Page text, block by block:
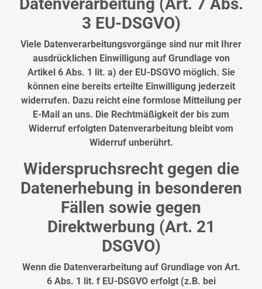
Datenverarbeitung (Art. 7 Abs.
3 EU-DSGVO)
Viele Datenverarbeitungsvorgänge sind nur mit Ihrer
ausdrücklichen Einwilligung auf Grundlage von
Artikel 6 Abs. 1 lit. a) der EU-DSGVO möglich. Sie
können eine bereits erteilte Einwilligung jederzeit
widerrufen. Dazu reicht eine formlose Mitteilung per
E-Mail an uns. Die Rechtmäßigkeit der bis zum
Widerruf erfolgten Datenverarbeitung bleibt vom
Widerruf unberührt.
Widerspruchsrecht gegen die
Datenerhebung in besonderen
Fällen sowie gegen
Direktwerbung (Art. 21
DSGVO)
Wenn die Datenverarbeitung auf Grundlage von Art.
6 Abs. 1 lit. f EU-DSGVO erfolgt (z.B. bei